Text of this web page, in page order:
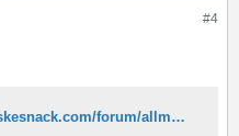
#4
https://www.fiskesnack.com/forum/allm%C3%A4nt/tr%C3%A4ffar-resor-m%C3%A4ssor-s%C3%A4llskap/2595869-det-perfekta-kastet